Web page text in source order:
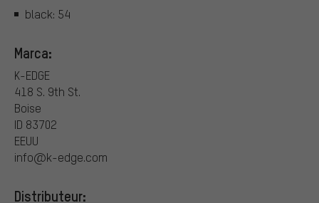
black: 54
Marca:
K-EDGE
418 S. 9th St.
Boise
ID 83702
EEUU
info@k-edge.com
Distributeur: